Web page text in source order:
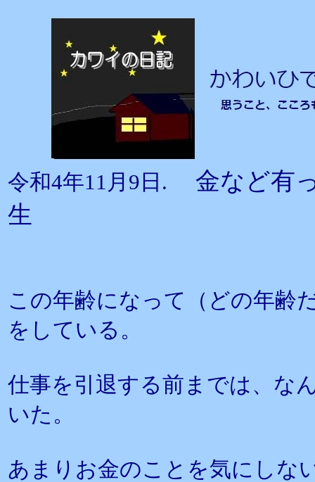
令和4年11月9日.
金など有
生
この年齢になって（どの年齢
をしている。
仕事を引退する前までは、な
いた。
あまりお金のことを気にしな